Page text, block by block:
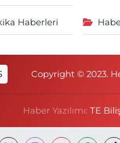
Haberleri
Copyright © 2023.
Haber Yazılımı: TE